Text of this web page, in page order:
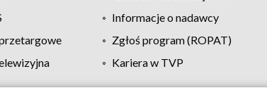
Informacje o nadawcy
Zgłoś program (ROPAT)
Kariera w TVP